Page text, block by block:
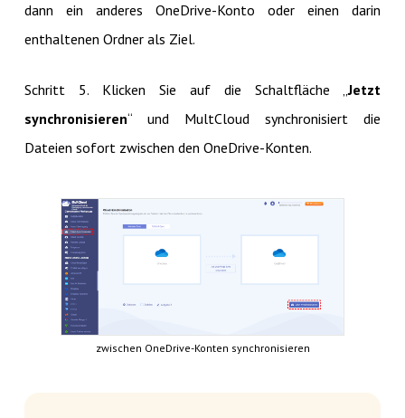
dann ein anderes OneDrive-Konto oder einen darin
enthaltenen Ordner als Ziel.
Schritt 5. Klicken Sie auf die Schaltfläche „Jetzt
synchronisieren“ und MultCloud synchronisiert die
Dateien sofort zwischen den OneDrive-Konten.
zwischen OneDrive-Konten synchronisieren